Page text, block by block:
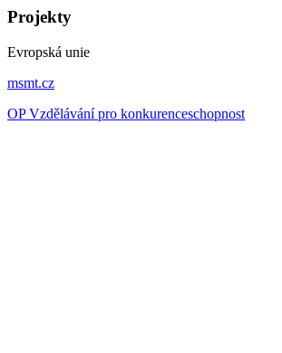
Projekty
Evropská unie
msmt.cz
OP Vzdělávání pro konkurenceschopnost